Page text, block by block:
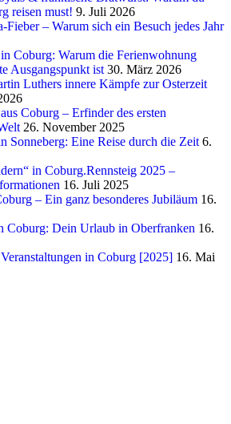
reisen must! 9. Juli 2026
Fieber – Warum sich ein Besuch jedes Jahr
Coburg: Warum die Ferienwohnung
Ausgangspunkt ist 30. März 2026
Luthers innere Kämpfe zur Osterzeit
Coburg – Erfinder des ersten
26. November 2025
Sonneberg: Eine Reise durch die Zeit 6.
in Coburg.Rennsteig 2025 –
16. Juli 2025
– Ein ganz besonderes Jubiläum 16.
Coburg: Dein Urlaub in Oberfranken 16.
in Coburg [2025] 16. Mai